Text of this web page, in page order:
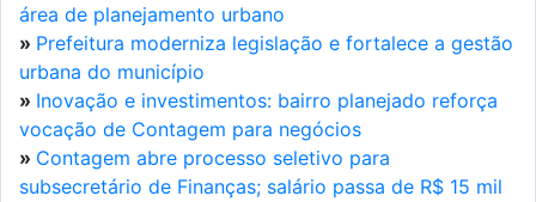
área de planejamento urbano
» Prefeitura moderniza legislação e fortalece a gestão
urbana do município
» Inovação e investimentos: bairro planejado reforça
vocação de Contagem para negócios
» Contagem abre processo seletivo para
subsecretário de Finanças; salário passa de R$ 15 mil